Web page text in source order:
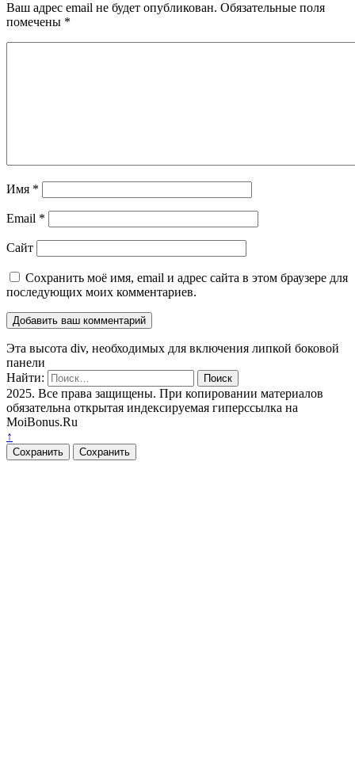
Ваш адрес email не будет опубликован. Обязательные поля
помечены *
Имя *
Email *
Сайт
Сохранить моё имя, email и адрес сайта в этом браузере для
последующих моих комментариев.
Эта высота div, необходимых для включения липкой боковой
панели
Найти:
2025. Все права защищены. При копировании материалов
обязательна открытая индексируемая гиперссылка на
MoiBonus.Ru
↑